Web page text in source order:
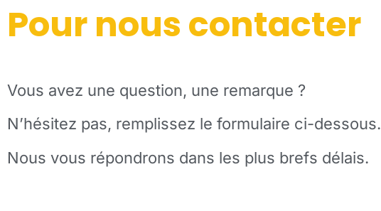
Pour nous contacter
Vous avez une question, une remarque ?
N’hésitez pas, remplissez le formulaire ci-dessous.
Nous vous répondrons dans les plus brefs délais.